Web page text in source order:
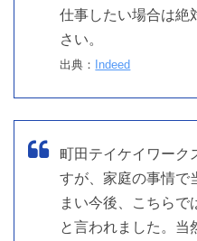
仕事したい場合は絶
さい。
出典： Indeed
町田テイケイワーク
すが、家庭の事情で
まい今後、こちらで
と言われました。当